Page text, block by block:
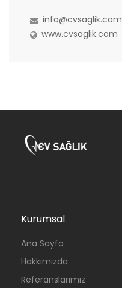
info@cvsaglik.com
www.cvsaglik.com
Kurumsal
Ana Sayfa
Hakkımızda
Referanslarımız